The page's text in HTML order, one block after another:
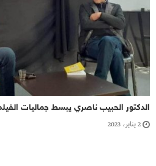
الدكتور الحبيب ناصري يبسط جماليات الفيلم
2 يناير، 2023